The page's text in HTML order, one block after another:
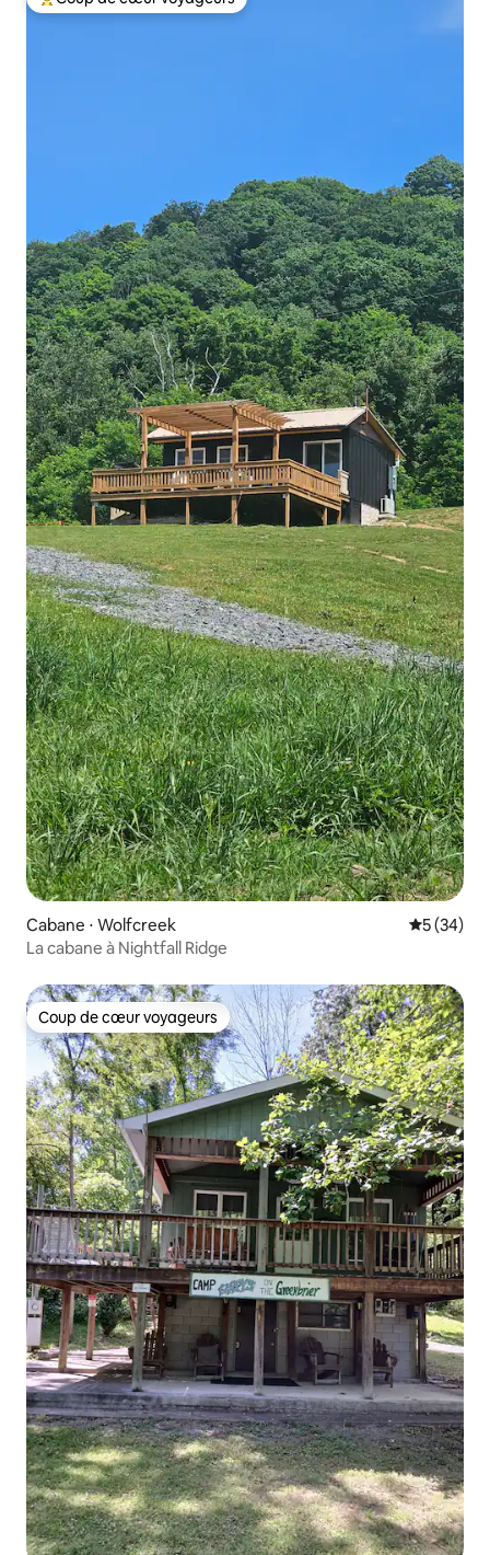
Coups de cœur voyageurs les plus appréciés
Cabane ⋅ Wolfcreek
5 (34)
La cabane à Nightfall Ridge
Coup de cœur voyageurs
Coup de cœur voyageurs